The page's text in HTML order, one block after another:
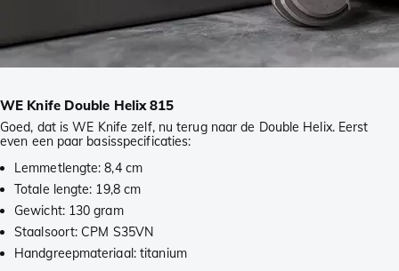
WE Knife Double Helix 815
Goed, dat is WE Knife zelf, nu terug naar de Double Helix. Eerst
even een paar basisspecificaties:
Lemmetlengte: 8,4 cm
Totale lengte: 19,8 cm
Gewicht: 130 gram
Staalsoort: CPM S35VN
Handgreepmateriaal: titanium